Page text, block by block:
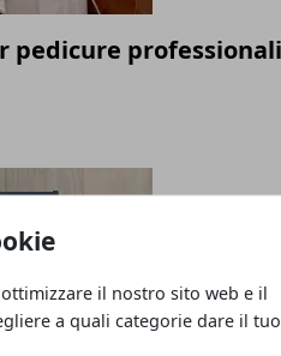
il nostro sito web e il
a quali categorie dare il tuo
pedicure